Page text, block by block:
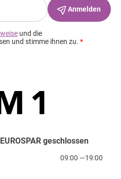
EUROSPAR geschlossen
09:00 —19:00